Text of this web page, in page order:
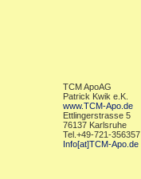
TCM ApoAG
Patrick Kwik e.K.
www.TCM-Apo.de
Ettlingerstrasse 5
76137 Karlsruhe
Tel.+49-721-356357
Info[at]TCM-Apo.de